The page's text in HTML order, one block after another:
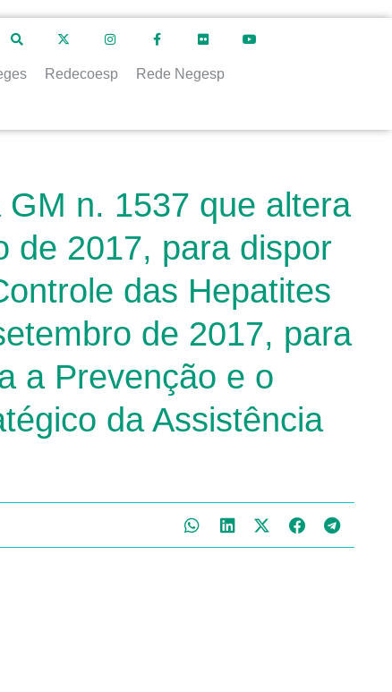
Redecoesp Rede Negesp
n. 1537 que altera
de 2017, para dispor
das Hepatites
de 2017, para
a Prevenção e o
da Assistência